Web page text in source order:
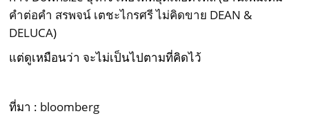
คำต่อคำ สรพจน์ เตชะไกรศรี ไม่คิดขาย DEAN &
DELUCA)
แต่ดูเหมือนว่า จะไม่เป็นไปตามที่คิดไว้
ที่มา : bloomberg